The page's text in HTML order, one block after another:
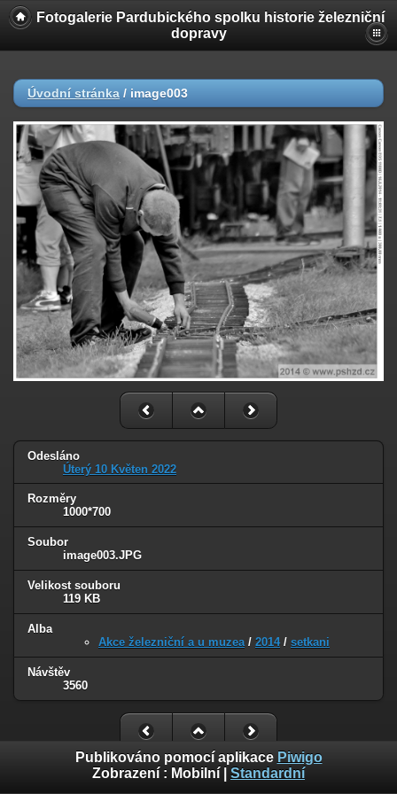
Fotogalerie Pardubického spolku historie železniční
dopravy
Úvodní stránka / image003
Odesláno
Úterý 10 Květen 2022
Rozměry
1000*700
Soubor
image003.JPG
Velikost souboru
119 KB
Alba
Akce železniční a u muzea/ 2014/ setkani
Návštěv
3560
Publikováno pomocí aplikace Piwigo
Zobrazení : Mobilní Standardní